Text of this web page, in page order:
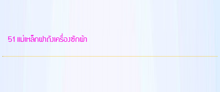
51 แม่เหล็กฝาถังเครื่องซักผ้า